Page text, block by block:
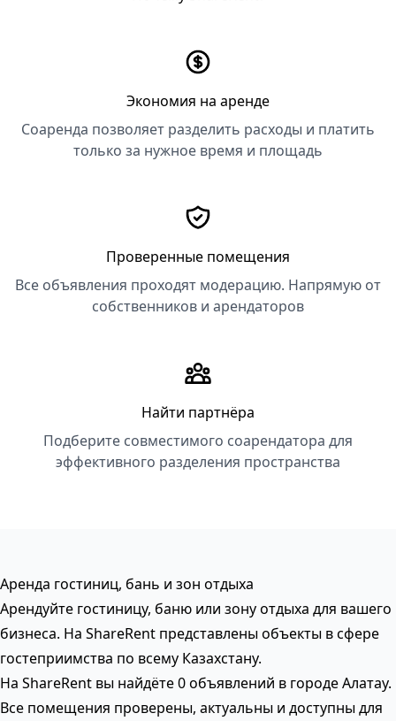
Экономия на аренде
Соаренда позволяет разделить расходы и платить
только за нужное время и площадь
Проверенные помещения
Все объявления проходят модерацию. Напрямую от
собственников и арендаторов
Найти партнёра
Подберите совместимого соарендатора для
эффективного разделения пространства
Аренда гостиниц, бань и зон отдыха
Арендуйте гостиницу, баню или зону отдыха для вашего
бизнеса. На ShareRent представлены объекты в сфере
гостеприимства по всему Казахстану.
На ShareRent вы найдёте 0 объявлений в городе Алатау.
Все помещения проверены, актуальны и доступны для